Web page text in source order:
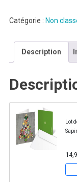
Catégorie : Non
Description
Lot